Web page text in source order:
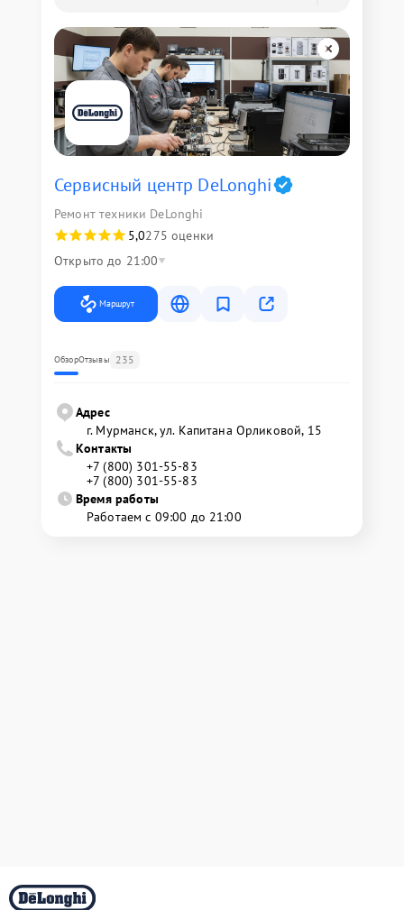
Сервисный центр DeLonghi
Ремонт техники DeLonghi
5,0275 оценки
Открыто до 21:00
Маршрут
ОбзорОтзывы 235
Адрес
г. Мурманск, ул. Капитана Орликовой, 15
Контакты
+7 (800) 301-55-83
+7 (800) 301-55-83
Время работы
Работаем с 09:00 до 21:00